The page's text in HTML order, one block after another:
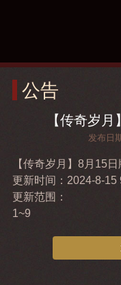
公告
【传奇岁
发布日
【传奇岁月】8月15
更新时间：2024-8-15
更新范围：
1~9